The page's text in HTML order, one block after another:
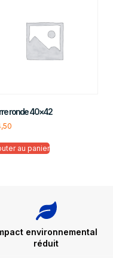
ronde 40×42
au panier
environnemental
réduit